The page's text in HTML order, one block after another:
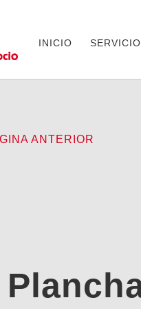
INICIO
ANTERIOR